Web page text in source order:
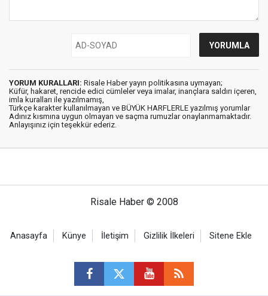
YORUM KURALLARI: Risale Haber yayın politikasına uymayan;
Küfür, hakaret, rencide edici cümleler veya imalar, inançlara saldırı içeren,
imla kuralları ile yazılmamış,
Türkçe karakter kullanılmayan ve BÜYÜK HARFLERLE yazılmış yorumlar
Adınız kısmına uygun olmayan ve saçma rumuzlar onaylanmamaktadır.
Anlayışınız için teşekkür ederiz.
Risale Haber © 2008
Anasayfa Künye İletişim Gizlilik İlkeleri Sitene Ekle